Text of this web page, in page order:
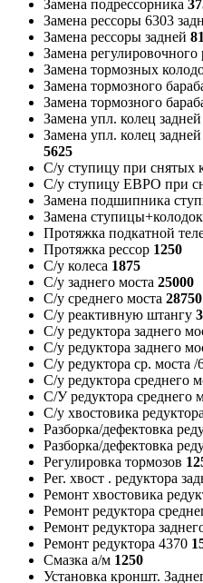
Замена подрессорника
Замена рессоры 6303
Замена рессоры задней
Замена регулировочного
Замена тормозных
Замена тормозного
Замена тормозного
Замена упл. колец
Замена упл. колец
5625
С/у ступицу при снятых
С/у ступицу ЕВРО при
Замена подшипника
Замена
Протяжка подкатной
Протяжка рессор 1250
С/у колеса 1875
С/у заднего моста 25000
С/у среднего моста 28750
С/у реактивную штангу
С/у редуктора заднего
С/у редуктора заднего
С/у редуктора ср. моста /
С/у редуктора среднего
С/У редуктора среднего
С/у хвостовика
Разборка/дефектовка
Разборка/дефектовка
Регулировка тормозов
Рег. хвост . редуктора
Ремонт хвостовика
Ремонт редуктора
Ремонт редуктора
Ремонт редуктора 4370
Смазка а/м 1250
Установка кроншт.